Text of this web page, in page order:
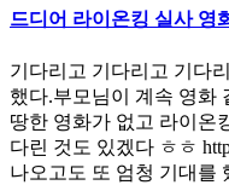
드디어 라이온킹 실사 영
기다리고 기다리고 기다
했다.부모님이 계속 영화
땅한 영화가 없고 라이온
다린 것도 있겠다 ㅎㅎ
나오고도 또 엄청 기대를